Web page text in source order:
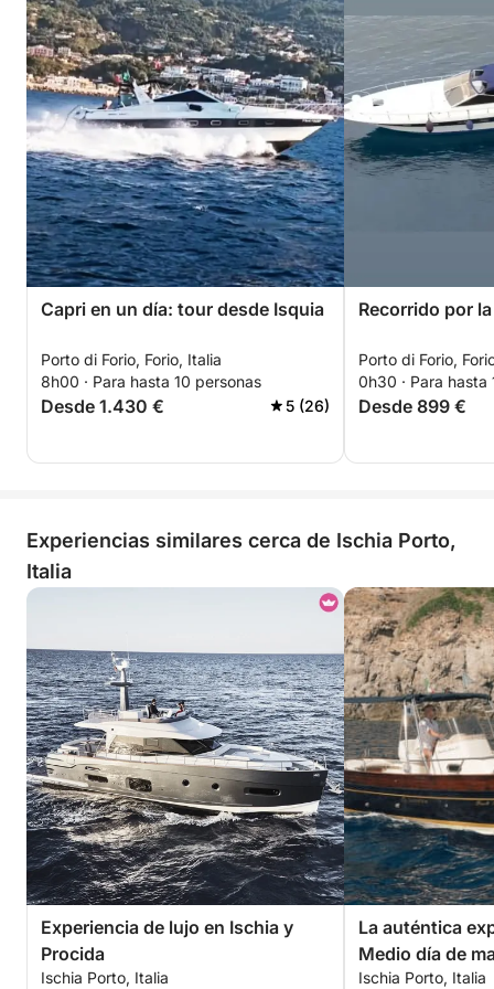
Capri en un día: tour desde Isquia
Porto di Forio, Forio, Italia
8h00 · Para hasta 10 personas
Desde 1.430 € 5 (26)
Recorrido por
Porto di Forio,
0h30 · Para hasta
Desde 899 €
Experiencias similares cerca de Ischia Porto,
Italia
Experiencia de lujo en Ischia y
Procida
Ischia Porto, Italia
La auténtica
Medio día de
Ischia Porto, Italia